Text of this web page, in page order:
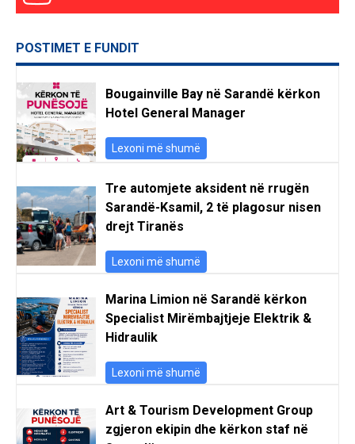
POSTIMET E FUNDIT
Bougainville Bay në Sarandë kërkon
Hotel General Manager
Lexoni më shumë
Tre automjete aksident në rrugën
Sarandë-Ksamil, 2 të plagosur nisen
drejt Tiranës
Lexoni më shumë
Marina Limion në Sarandë kërkon
Specialist Mirëmbajtjeje Elektrik &
Hidraulik
Lexoni më shumë
Art & Tourism Development Group
zgjeron ekipin dhe kërkon staf në